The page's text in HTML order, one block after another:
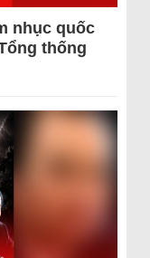
nhục quốc
thống